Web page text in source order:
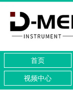
首页
视频中心